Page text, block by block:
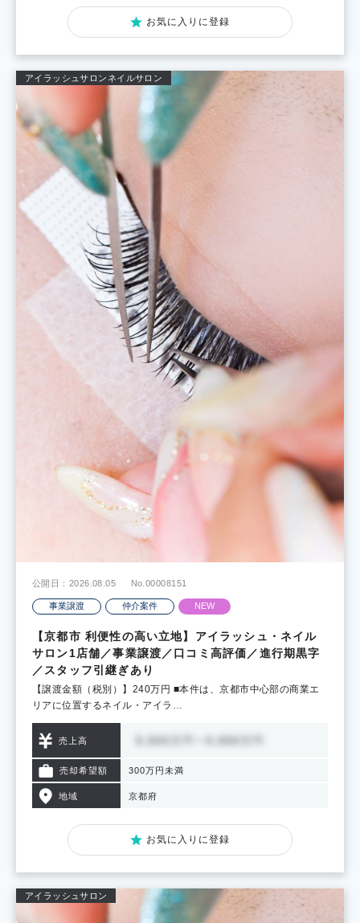
お気に入りに登録
アイラッシュサロン ネイルサロン
公開日：2026.08.05 No.00008151
事業譲渡 仲介案件 NEW
【京都市 利便性の高い立地】アイラッシュ・ネイル
サロン1店舗／事業譲渡／口コミ高評価／進行期黒字
／スタッフ引継ぎあり
【譲渡金額（税別）】240万円 ■本件は、京都市中心部の商業エ
リアに位置するネイル・アイラ…
売上高
売却希望額 300万円未満
地域 京都府
お気に入りに登録
アイラッシュサロン